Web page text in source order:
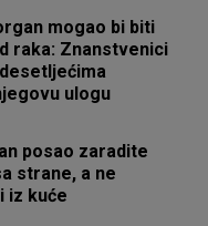
mogao bi biti
raka: Znanstvenici
ulogu
posao zaradite
strane, a ne
iz kuće